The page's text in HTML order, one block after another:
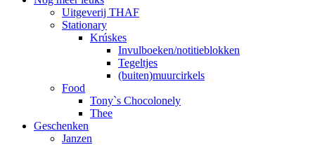
Uitgeverij THAF
Stationary
Krúskes
Invulboeken/notitieblokken
Tegeltjes
(buiten)muurcirkels
Food
Tony`s Chocolonely
Thee
Geschenken
Janzen